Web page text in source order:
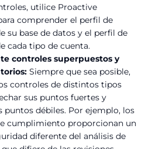
utilice Proactive
comprender el perfil de
su base de datos y el perfil de
cada tipo de cuenta.
controles superpuestos y
Siempre que sea posible,
controles de distintos tipos
sus puntos fuertes y
puntos débiles. Por ejemplo, los
cumplimiento proporcionan un
diferente del análisis de